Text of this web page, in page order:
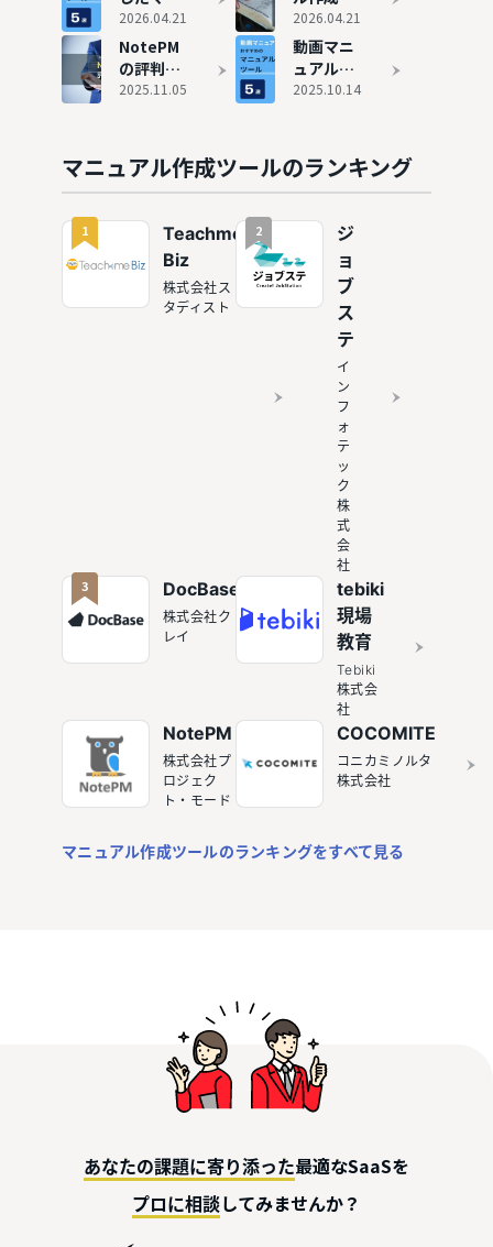
7選
すすめ10
選
ュアル作
成ツール
おすすめ
5選
2026.04.21
ールと
は？機能
や導入メ
リット・
2026.04.21
NotePM
の評判と
実態
2025.11.05
動画マニ
ュアル作
成ツール
キスト型
との違い
も解説
2025.10.14
マニュアル作成ツールのランキング
1
Teachme
Biz
株式会社ス
タディスト
2
ジ
ョ
ブ
ス
テ
イ
ン
フ
ォ
テ
ッ
ク
株
式
会
社
3 DocBase
株式会社ク
レイ
tebiki
現場
教育
Tebiki
株式会
社
NotePM
株式会社プ
ロジェク
ト・モード
COCOMITE
コニカミノルタ
株式会社
マニュアル作成ツールのランキングをすべて見る
あなたの課題に寄り添った最適なSaaSを
プロに相談してみませんか？